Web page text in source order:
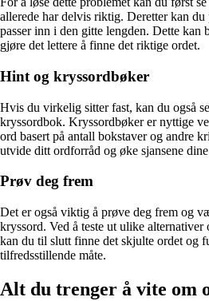
allerede har delvis riktig. Deretter kan
passer inn i den gitte lengden. Dette kan
gjøre det lettere å finne det riktige ordet.
Hint og kryssordbøker
Hvis du virkelig sitter fast, kan du også
kryssordbok. Kryssordbøker er nyttige
ord basert på antall bokstaver og andre
utvide ditt ordforråd og øke sjansene
Prøv deg frem
Det er også viktig å prøve deg frem og
kryssord. Ved å teste ut ulike
kan du til slutt finne det skjulte ordet og
tilfredsstillende måte.
Alt du trenger å vite om